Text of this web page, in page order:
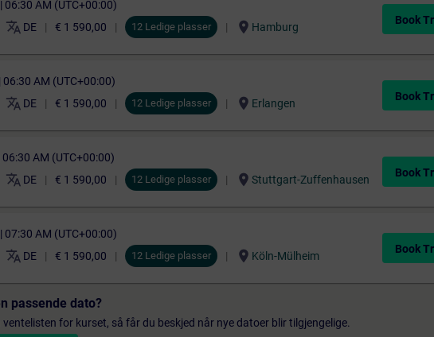
06:30 AM (UTC+00:00)
translate DE € 1 590,00 12 Ledige plasser location_on Hamburg
Book
06:30 AM (UTC+00:00)
translate DE € 1 590,00 12 Ledige plasser location_on Erlangen
Book
AM (UTC+00:00)
translate DE € 1 590,00 12 Ledige plasser location_on Stuttgart-Zuffenhausen
Book
07:30 AM (UTC+00:00)
translate DE € 1 590,00 12 Ledige plasser location_on Köln-Mülheim
Book
passende dato?
ventelisten for kurset, så får du beskjed når nye datoer blir tilgjengelige.